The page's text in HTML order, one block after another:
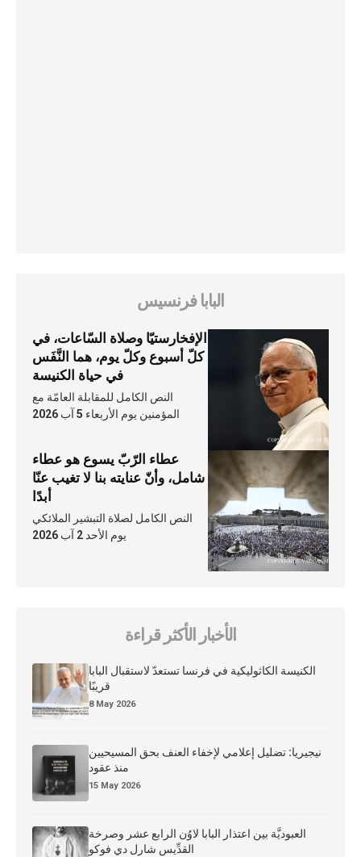
البابا فرنسيس
الإفخارستيّا وصلاة السّاعات، في
كلّ أسبوع وكلّ يوم، هما النَّفَس
في حياة الكنيسة
النص الكامل للمقابلة العامّة مع
المؤمنين يوم الأربعاء 5 آب 2026
عطاء الرّبّ يسوع هو عطاء
شامل، وأنّ عنايته بنا لا تغيب عنّا
أبدًا
النص الكامل لصلاة التبشير الملائكي
يوم الأحد 2 آب 2026
الأخبار الأكثر قراءة
الكنيسة الكاثوليكية في فرنسا تستعدّ لاستقبال البابا
قريبًا
8 May 2026
نيجيريا: تضليل إعلامي لإخفاء العنف بحق المسيحيين
منذ عقود
15 May 2026
العبوديَّة بين اعتذار البابا لاوُن الرابع عشر وصرخة
القدِّيس شارل دي فوكو